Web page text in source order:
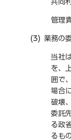
管理
(3) 業務の
当社
を、
囲で
場合
破壊
委託
る政
るも